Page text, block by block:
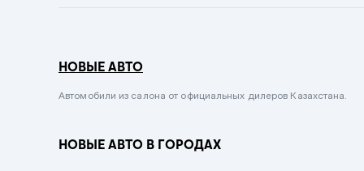
Сиреневый металлик
Вишневый
НОВЫЕ АВТО
Автомобили из салона от официальных дилеров Казахстана.
НОВЫЕ АВТО В ГОРОДАХ